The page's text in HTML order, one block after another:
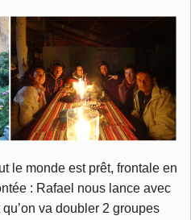
le monde est prêt, frontale en
: Rafael nous lance avec
va doubler 2 groupes